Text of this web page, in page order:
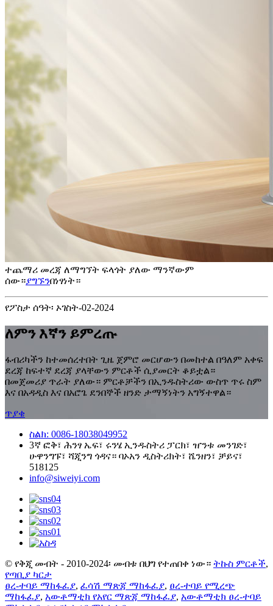
ተጨማሪ መረጃ ለማግኘት ፍላጎት ያለው ማንኛውም
ሰው።ያግኙንበነፃነት።
የፖስታ ሰዓት፡ ኦገስት-02-2024
ለምን እኛን ይምረጡ
ፋብሪካችን ከተመሰረተበት ጊዜ ጀምሮ መርሆውን በመከተል በዓለም አቀፍ
ደረጃ ከፍተኛ ደረጃ ያላቸውን ምርቶች ሲያመርት ቆይቷል።
በመጀመሪያ ጥራት ያለው። ምርቶቻችን በኢንዱስትሪው ውስጥ ጥሩ ስም
እና በአዳዲስ እና በአሮጌ ደንበኞች ዘንድ ታማኝነትን አግኝተዋል።
ጥያቄ
ስልክ: 0086-18038049952
3ኛ ፎቅ፣ ሕንፃ ኤፍ፣ ሩንሄ ኢንዱስትሪ ፓርክ፣ ዠንቱ መንገድ፣
ሁዋንግፑ፣ ሻጂንግ ጎዳና። ባኦአን ዲስትሪክት፣ ሼንዘን፣ ቻይና፣
518125
info@siweiyi.com
© የቅጂ መብት - 2010-2024፡ መብቱ በህግ የተጠበቀ ነው። ትኩስ ምርቶች,
የጣቢያ ካርታ
ፀረ-ተባይ ማከፋፈያ, ፈሳሽ ማጽጃ ማከፋፈያ, ፀረ-ተባይ የሚረጭ
ማከፋፈያ, አውቶማቲክ የአየር ማጽጃ ማከፋፈያ, አውቶማቲክ ፀረ-ተባይ